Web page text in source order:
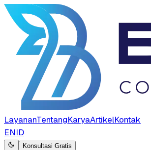
LayananTentangKaryaArtikelKontak
ENID
Konsultasi Gratis